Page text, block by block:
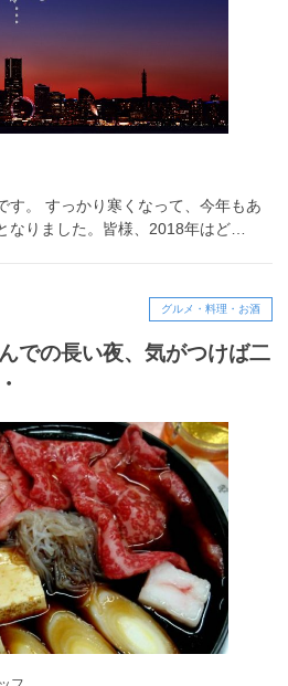
す。 すっかり寒くなって、今年もあ
なりました。皆様、2018年はど…
グルメ・料理・お酒
での長い夜、気がつけば二